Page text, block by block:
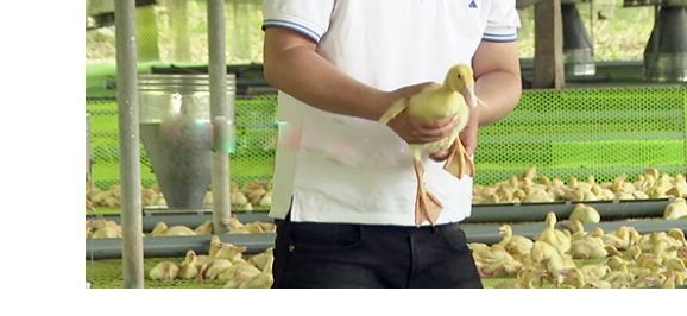
giới tháng 2/2024
ngũ cốc giảm
Giá sản phẩm chăn nuôi (giá tại trại) cả
nước ngày 03/02/2026